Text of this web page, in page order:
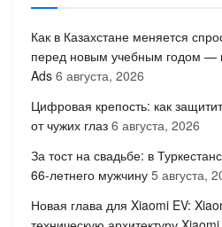
Как в Казахстане меняется
перед новым учебным годом —
Ads 6 августа, 2026
Цифровая крепость: как
от чужих глаз 6 августа, 2026
За тост на свадьбе: в
66-летнего мужчину 5 августа,
Новая глава для Xiaomi EV: